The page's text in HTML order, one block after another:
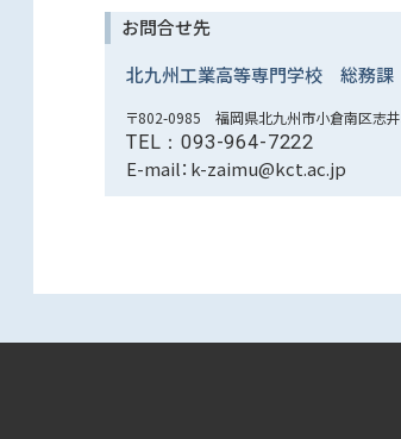
お問合せ先
北九州工業高等専門学校
総務
〒802-0985 福岡県北九州市小倉南区志
TEL：093-964-7222
E-mail：k-zaimu